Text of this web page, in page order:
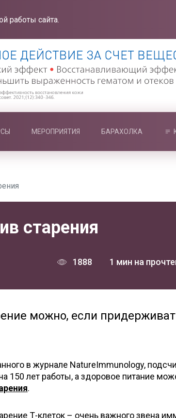
работы сайта.
МЕРОПРИЯТИЯ БАРАХОЛКА
старения
1888 1 мин на
можно, если
в журнале NatureImmunology,
150 лет работы, а здоровое питание
.
Т-клеток – очень важного звена